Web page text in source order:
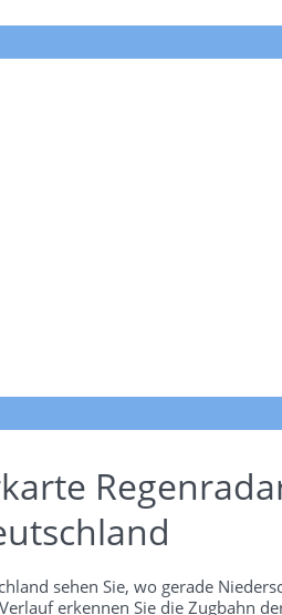
sehen Sie, wo gerade
erkennen Sie die Zugbahn